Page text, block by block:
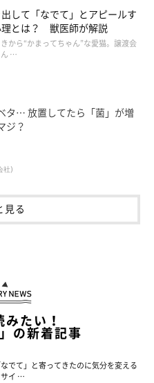
だけ飲めない
泄できない
ある
ってもらえない
。
して「なでて」とアピールす
理とは？ 獣医師が解説
から“かまってちゃん”な愛猫。譲渡会
ん …
タ… 放置してたら「菌」が増
ジ？
社)
見る
たい！
の新着記事
でて」と寄ってきたのに気分を変える
イ …